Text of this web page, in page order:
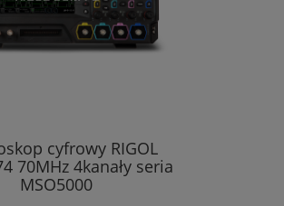
cyfrowy RIGOL
70MHz 4kanały seria
MSO5000